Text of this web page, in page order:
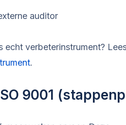
auditor
echt verbeterinstrument?
.
9001